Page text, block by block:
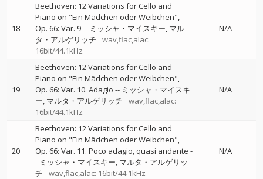
18
Beethoven: 12 Variations for Cello and
Piano on "Ein Mädchen oder Weibchen",
Op. 66: Var. 9-- ミッシャ・マイスキー マル
タ・アルゲリッチ
wav,flac,alac:
16bit/44.1kHz
N/A
19
Beethoven: 12 Variations for Cello and
Piano on "Ein Mädchen oder Weibchen",
Op. 66: Var. 10. Adagio -- ミッシャ・マイスキ
ー マルタ・アルゲリッチ
wav,flac,alac:
16bit/44.1kHz
N/A
20
Beethoven: 12 Variations for Cello and
Piano on "Ein Mädchen oder Weibchen",
Op. 66: Var. 11. Poco adagio, quasi andante -
- ミッシャ・マイスキー マルタ・アルゲリッ
チ
wav,flac,alac: 16bit/44.1kHz
N/A